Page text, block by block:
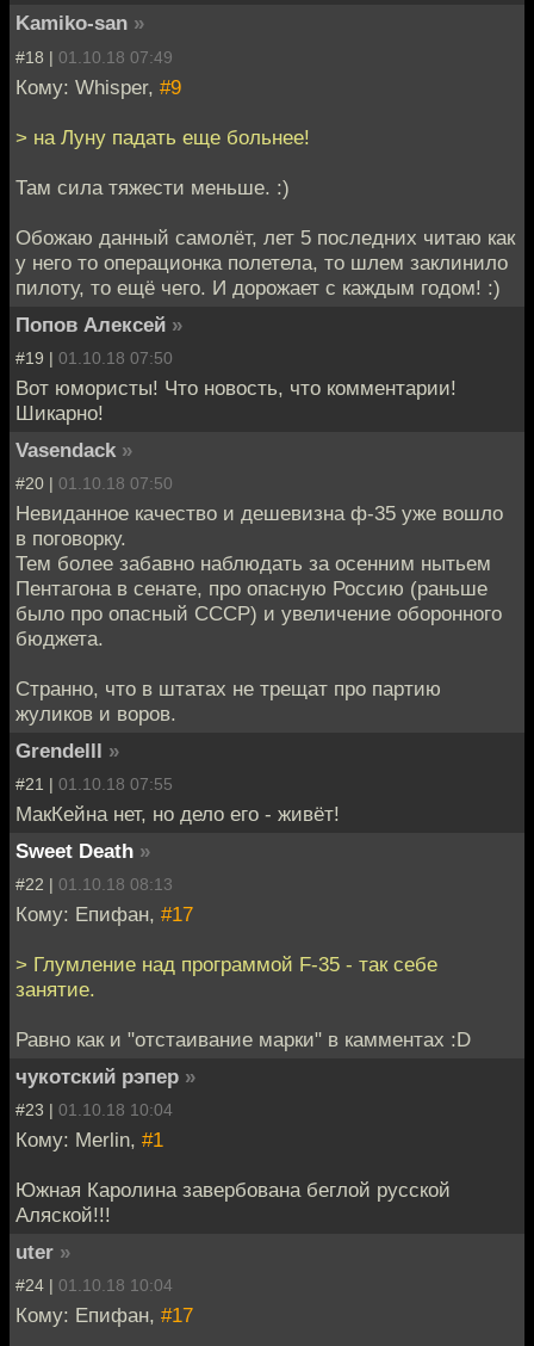
Kamiko-san »
#18 | 01.10.18 07:49
Кому: Whisper, #9
> на Луну падать еще больнее!
Там сила тяжести меньше. :)
Обожаю данный самолёт, лет 5 последних читаю как
у него то операционка полетела, то шлем заклинило
пилоту, то ещё чего. И дорожает с каждым годом! :)
Попов Алексей »
#19 | 01.10.18 07:50
Вот юмористы! Что новость, что комментарии!
Шикарно!
Vasendack »
#20 | 01.10.18 07:50
Невиданное качество и дешевизна ф-35 уже вошло
в поговорку.
Тем более забавно наблюдать за осенним нытьем
Пентагона в сенате, про опасную Россию (раньше
было про опасный СССР) и увеличение оборонного
бюджета.
Странно, что в штатах не трещат про партию
жуликов и воров.
Grendelll »
#21 | 01.10.18 07:55
МакКейна нет, но дело его - живёт!
Sweet Death »
#22 | 01.10.18 08:13
Кому: Епифан, #17
> Глумление над программой F-35 - так себе
занятие.
Равно как и "отстаивание марки" в камментах :D
чукотский рэпер »
#23 | 01.10.18 10:04
Кому: Merlin, #1
Южная Каролина завербована беглой русской
Аляской!!!
uter »
#24 | 01.10.18 10:04
Кому: Епифан, #17